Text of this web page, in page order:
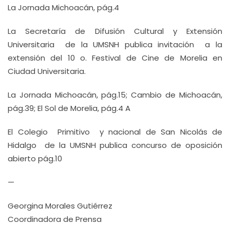
La Jornada Michoacán, pág.4
La Secretaría de Difusión Cultural y Extensión
Universitaria de la UMSNH publica invitación a la
extensión del 10 o. Festival de Cine de Morelia en
Ciudad Universitaria.
La Jornada Michoacán, pág.15; Cambio de Michoacán,
pág.39; El Sol de Morelia, pág.4 A
El Colegio Primitivo y nacional de San Nicolás de
Hidalgo de la UMSNH publica concurso de oposición
abierto pág.10
—
Georgina Morales Gutiérrez
Coordinadora de Prensa